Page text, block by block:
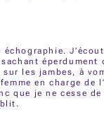
éperdument
les jambes, à
en charge de
que je ne cesse